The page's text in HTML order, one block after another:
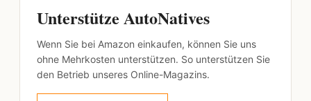
Unterstütze AutoNatives
Wenn Sie bei Amazon einkaufen, können Sie uns
ohne Mehrkosten unterstützen. So unterstützen Sie
den Betrieb unseres Online-Magazins.